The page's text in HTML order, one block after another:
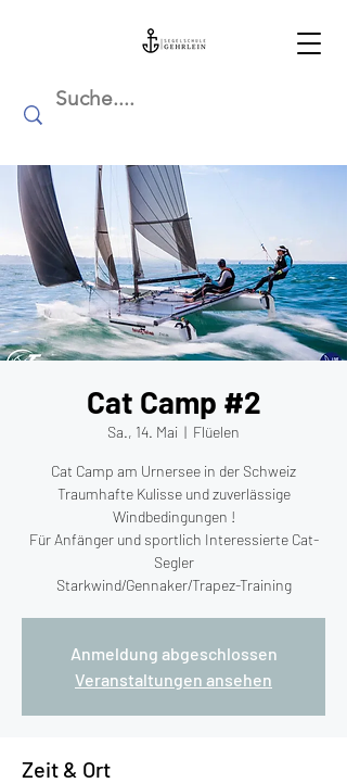
Cat Camp #2
Sa., 14. Mai
  |
Flüelen
Cat Camp am Urnersee in der Schweiz
Traumhafte Kulisse und zuverlässige
Windbedingungen !
Für Anfänger und sportlich Interessierte Cat-
Segler
Starkwind/Gennaker/Trapez-Training
Anmeldung abgeschlossen
Veranstaltungen ansehen
Zeit & Ort